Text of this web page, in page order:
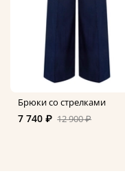
Брюки со стрелками
7 740 ₽ 12 900 ₽